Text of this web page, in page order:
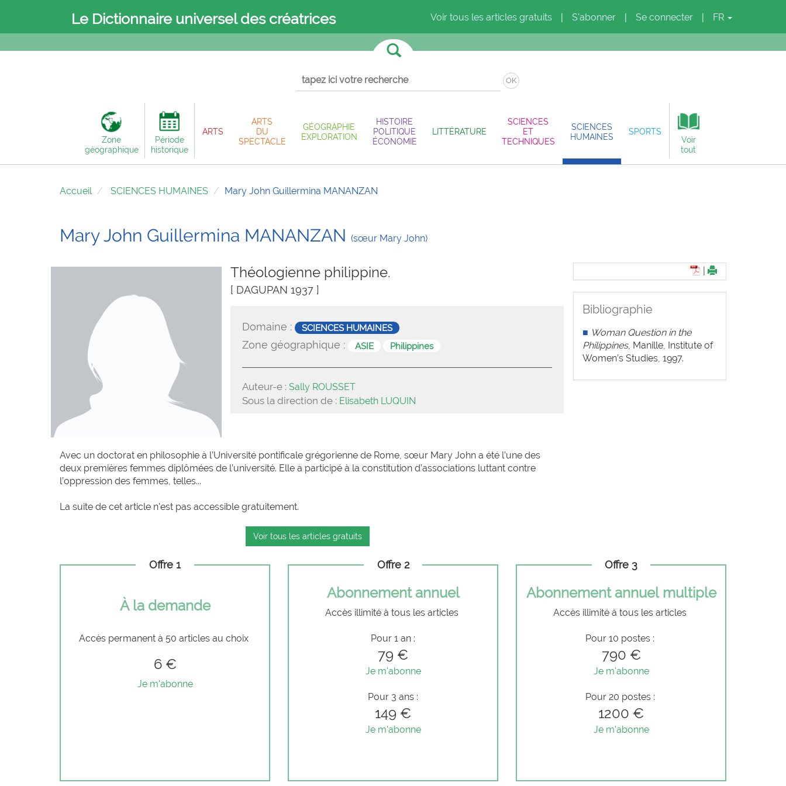
Le Dictionnaire universel des créatrices Voir tous les articles gratuits S'abonner Se connecter FR
OK
Zone
géographique
Période
historique
ARTS
ARTS
DU
SPECTACLE
GÉOGRAPHIE
EXPLORATION
HISTOIRE
POLITIQUE
ÉCONOMIE
LITTÉRATURE
SCIENCES
ET
TECHNIQUES
SCIENCES
HUMAINES
SPORTS
Voir
tout
Accueil SCIENCES HUMAINES Mary John Guillermina MANANZAN
Mary John Guillermina MANANZAN (sœur Mary John)
Théologienne philippine.
[ DAGUPAN 1937 ]
Domaine : SCIENCES HUMAINES
Zone géographique : ASIE Philippines
Auteur-e :Sally ROUSSET
Sous la direction de : Elisabeth LUQUIN
Avec un doctorat en philosophie à l’Université pontificale grégorienne de Rome, sœur Mary John a été l’une des
deux premières femmes diplômées de l’université. Elle a participé à la constitution d’associations luttant contre
l’oppression des femmes, telles...
La suite de cet article n'est pas accessible gratuitement.
Voir tous les articles gratuits
Bibliographie
■ Woman Question in the
Philippines, Manille, Institute of
Women’s Studies, 1997.
Offre 1
À la demande
Accès permanent à 50 articles au choix
6 €
Je m'abonne
Offre 2
Abonnement annuel
Accès illimité à tous les articles
Pour 1 an :
79 €
Je m'abonne
Pour 3 ans :
149 €
Je m'abonne
Offre 3
Abonnement annuel multiple
Accès illimité à tous les articles
Pour 10 postes :
790 €
Je m'abonne
Pour 20 postes :
1200 €
Je m'abonne